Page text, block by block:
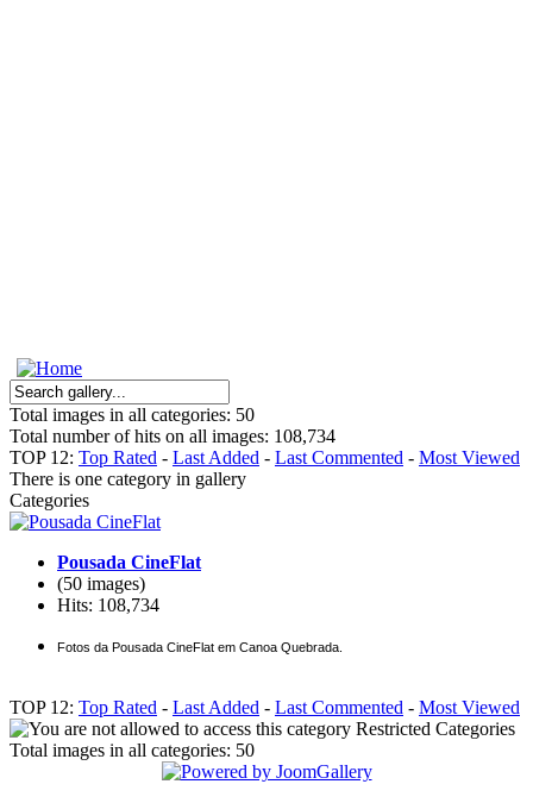
Total images in all categories: 50
Total number of hits on all images: 108,734
TOP 12: Top Rated - Last Added - Last Commented - Most Viewed
There is one category in gallery
Categories
Pousada CineFlat
(50 images)
Hits: 108,734
Fotos da Pousada CineFlat em Canoa Quebrada.
TOP 12: Top Rated - Last Added - Last Commented - Most Viewed
Restricted Categories
Total images in all categories: 50